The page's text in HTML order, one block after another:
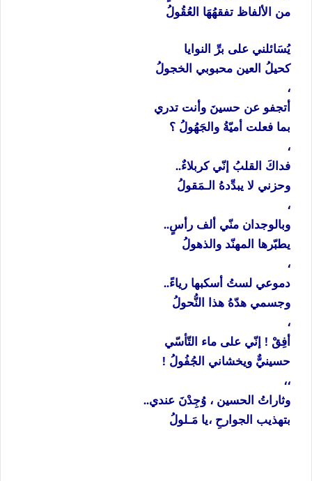
من الألفاظ تفقهُهَا العُقُولُ
يُسَائلني على برِّ النوايا
كحيلُ العين محبوبي الخجولُ
،
أتجفو عن حسينَ وأنت تدري
بما فعلت أميّةُ والجَهُولُ ؟
،
فداكَ القلبُ إنّي كربلاءٌ..
وحزني لا يبدِّدهُ الـمَقولُ
،
وبالوجدان منّي ألف رأسٍ..
يطبّرها المهنّد والذهولُ
،
دموعي لستُ أسكبها رياءً..
وجسمي هدّهُ هذا النُّحولُ
،
أفِقْ ! إنّي على ماء التّأسّي
حسينيٌّ ويخشاني الجُفُولُ !
،،
وثاراتُ الحسين ، وُجِدْنَ عندي..
بتهذيب الجوارحِ ،يا مَـلولُ